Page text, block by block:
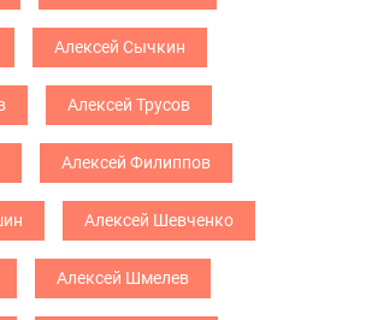
Алексей Сычкин
Алексей Трусов
Алексей Филиппов
Алексей Шевченко
Алексей Шмелев